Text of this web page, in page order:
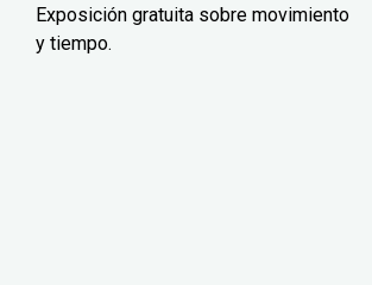
Exposición gratuita sobre movimiento
y tiempo.